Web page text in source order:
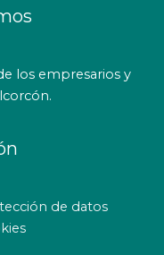
los empresarios y
de datos